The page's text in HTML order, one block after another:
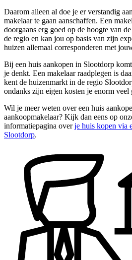
Daarom alleen al doe je er verstandig
makelaar te gaan aanschaffen. Een
doorgaans erg goed op de hoogte van
de regio en kan jou op basis van zijn
huizen allemaal corresponderen met
Bij een huis aankopen in Slootdorp
je denkt. Een makelaar raadplegen is
kent de huizenmarkt in de regio
ondanks zijn eigen kosten je enorm veel
Wil je meer weten over een huis
aankoopmakelaar? Kijk dan eens op
informatiepagina overje huis kopen via
Slootdorp.